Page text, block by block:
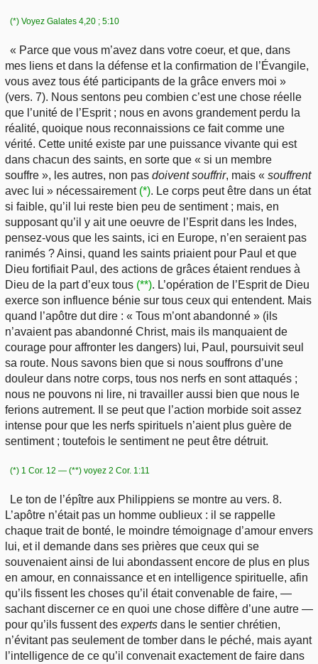
(*) Voyez Galates 4,20 ; 5:10
« Parce que vous m’avez dans votre coeur, et que, dans
mes liens et dans la défense et la confirmation de l’Évangile,
vous avez tous été participants de la grâce envers moi »
(vers. 7). Nous sentons peu combien c’est une chose réelle
que l’unité de l’Esprit ; nous en avons grandement perdu la
réalité, quoique nous reconnaissions ce fait comme une
vérité. Cette unité existe par une puissance vivante qui est
dans chacun des saints, en sorte que « si un membre
souffre », les autres, non pas doivent souffrir, mais « souffrent
avec lui » nécessairement (*). Le corps peut être dans un état
si faible, qu’il lui reste bien peu de sentiment ; mais, en
supposant qu’il y ait une oeuvre de l’Esprit dans les Indes,
pensez-vous que les saints, ici en Europe, n’en seraient pas
ranimés ? Ainsi, quand les saints priaient pour Paul et que
Dieu fortifiait Paul, des actions de grâces étaient rendues à
Dieu de la part d’eux tous (**). L’opération de l’Esprit de Dieu
exerce son influence bénie sur tous ceux qui entendent. Mais
quand l’apôtre dut dire : « Tous m’ont abandonné » (ils
n’avaient pas abandonné Christ, mais ils manquaient de
courage pour affronter les dangers) lui, Paul, poursuivit seul
sa route. Nous savons bien que si nous souffrons d’une
douleur dans notre corps, tous nos nerfs en sont attaqués ;
nous ne pouvons ni lire, ni travailler aussi bien que nous le
ferions autrement. Il se peut que l’action morbide soit assez
intense pour que les nerfs spirituels n’aient plus guère de
sentiment ; toutefois le sentiment ne peut être détruit.
(*) 1 Cor. 12 — (**) voyez 2 Cor. 1:11
Le ton de l’épître aux Philippiens se montre au vers. 8.
L’apôtre n’était pas un homme oublieux : il se rappelle
chaque trait de bonté, le moindre témoignage d’amour envers
lui, et il demande dans ses prières que ceux qui se
souvenaient ainsi de lui abondassent encore de plus en plus
en amour, en connaissance et en intelligence spirituelle, afin
qu’ils fissent les choses qu’il était convenable de faire, —
sachant discerner ce en quoi une chose diffère d’une autre —
pour qu’ils fussent des experts dans le sentier chrétien,
n’évitant pas seulement de tomber dans le péché, mais ayant
l’intelligence de ce qu’il convenait exactement de faire dans